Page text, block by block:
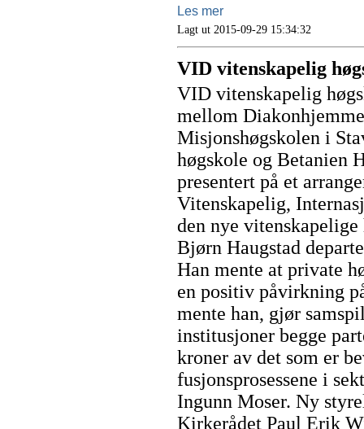
Les mer
Lagt ut 2015-09-29 15:34:32
VID vitenskapelig
VID vitenskapelig
mellom
Misjonshøgskolen i
høgskole og Betanien
presentert på et
Vitenskapelig,
den nye
Bjørn Haugstad
Han mente at private
en positiv påvirkning
mente han, gjør
institusjoner begge
kroner av det som er
fusjonsprosessene i
Ingunn Moser. Ny
Kirkerådet Paul Erik